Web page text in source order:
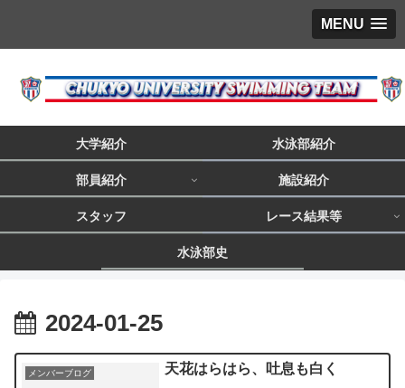
MENU
大学紹介 水泳部紹介
部員紹介 施設紹介
スタッフ レース結果等
水泳部史
2024-01-25
メンバーブログ 天花はらはら、吐息も白く